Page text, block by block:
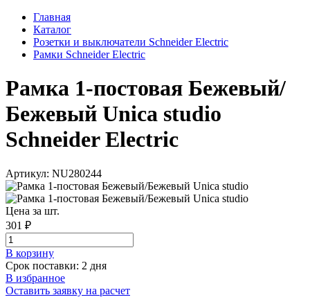
Главная
Каталог
Розетки и выключатели Schneider Electric
Рамки Schneider Electric
Рамка 1-постовая Бежевый/
Бежевый Unica studio
Schneider Electric
Артикул: NU280244
Цена за шт.
301 ₽
В корзинy
Срок поставки: 2 дня
В избранное
Оставить заявку на расчет